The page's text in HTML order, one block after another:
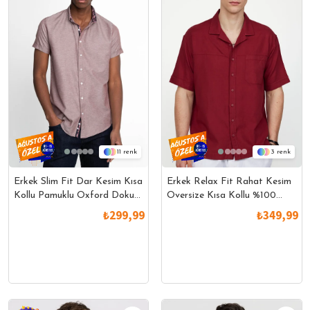
11
Erkek Slim Fit Dar Kesim Kısa
Kollu Pamuklu Oxford Doku
Kolay Ütülenebilir Bordo
Düğmeli Yaka Gömlek₺299,99
3
Erkek Relax Fit Rahat Kesim
Oversize Kısa Kollu %100
Pamuk Keten Doku Apaş₺349,99